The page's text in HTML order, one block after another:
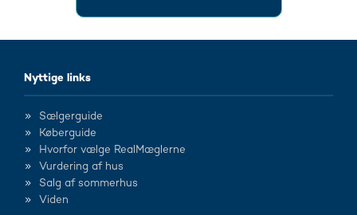
Nyttige links
Sælgerguide
Køberguide
Hvorfor vælge RealMæglerne
Vurdering af hus
Salg af sommerhus
Viden